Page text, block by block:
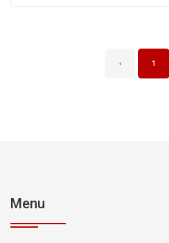
‹ 1
Menu